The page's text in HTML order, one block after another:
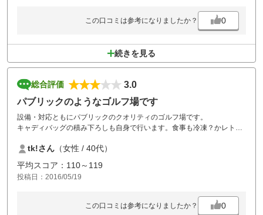
グリーンもフェアウェイも芝の状態は良いです。
新しいカートはナビ付きで、ヤード表示やスコア計算も出来て便利で
コース途中のしいたけ街道は笑えます。
三毛猫や野うさぎがいて可愛いかったですね。
料理のメニューは少ないですが、フリーのドリンクバーがありました。
風呂は、シャワールームと狭い浴槽、別々の脱衣所など、変な作り。
使えるカードの種類が少なすぎます。
１０月のグランドオープンに期待します。
この口コミは参考になりましたか？ 0
続きを見る
総合評価
3.0
パブリックのようなゴルフ場です
設備・対応ともにパブリックのクオリティのゴルフ場です。
キャディバッグの積み下ろしも自身で行います。食事も冷凍？かレトル
が、お風呂は、こじんまりとしていますが、水晶風呂ということで、水
晶玉や水晶石がふんだんに置いてあるユニークなお風呂でよかったで
す。
tk!さん （女性 / 40代）
平均スコア：110～119
投稿日：2016/05/19
この口コミは参考になりましたか？ 0